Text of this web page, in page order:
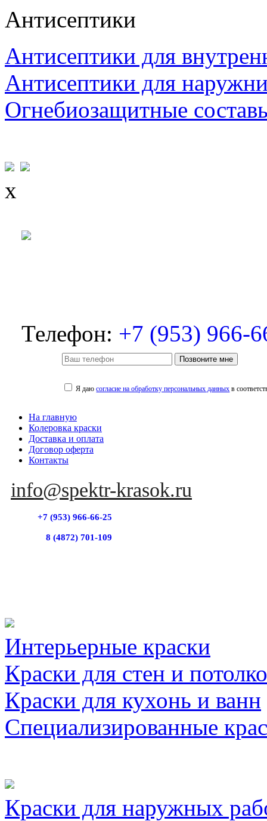
Антисептики
Антисептики для
Антисептики для
Огнебиозащитные
x
Телефон: +7 (953) 966-
Позвоните мне
Я даюсогласие на обработку персональных данных в
На главную
Колеровка краски
Доставка и оплата
Договор оферта
Контакты
info@spektr-krasok.ru
+7 (953) 966-66-25
8 (4872) 701-109
Интерьерные краски
Краски для стен и
Краски для кухонь и ванн
Специализированные
Краски для наружных